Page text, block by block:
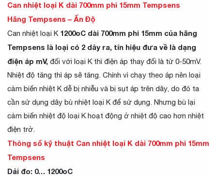
Can nhiệt loại K dài 700mm phi 15mm Tempsens
Hãng Tempsens – Ấn Độ
Can nhiệt loại K 1200oC dài 700mm phi 15mm của hãng
Tempsens là loại có 2 dây ra, tín hiệu đưa về là dạng
điện áp mV, đối với loại K thì điện áp thay đổi là từ 0-50mV.
Nhiệt độ tăng thì áp sẽ tăng. Chính vì chạy theo áp nên loại
cảm biến nhiệt K dễ bị nhiễu và bị sụt áp trên dây, do đó ta
cần sử dụng dây bù nhiệt loại K để sử dụng. Nhưng bù lại
cảm biến nhiệt độ loại K hoạt động ở nhiệt độ cao hơn nhiệt
điện trở.
Thông số kỹ thuật Can nhiệt loại K dài 700mm phi 15mm
Tempsens
Dải đo: 0… 1200oC